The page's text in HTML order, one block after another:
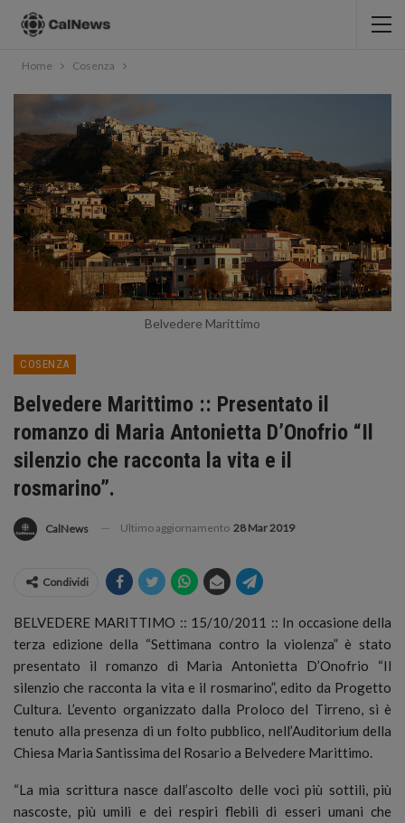
Home Cosenza
Belvedere Marittimo
COSENZA
Belvedere Marittimo :: Presentato il
romanzo di Maria Antonietta D’Onofrio “Il
silenzio che racconta la vita e il
rosmarino”.
CalNews Ultimo aggiornamento 28 Mar 2019
Condividi
BELVEDERE MARITTIMO :: 15/10/2011 :: In occasione della
terza edizione della “Settimana contro la violenza” è stato
presentato il romanzo di Maria Antonietta D’Onofrio “Il
silenzio che racconta la vita e il rosmarino”, edito da Progetto
Cultura. L’evento organizzato dalla Proloco del Tirreno, si è
tenuto alla presenza di un folto pubblico, nell’Auditorium della
Chiesa Maria Santissima del Rosario a Belvedere Marittimo.
“La mia scrittura nasce dall’ascolto delle voci più sottili, più
nascoste, più umili e dei respiri flebili di esseri umani che